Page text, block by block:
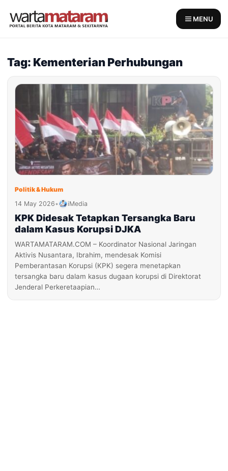
MENU
Tag: Kementerian Perhubungan
Politik & Hukum
14 May 2026• iMedia
KPK Didesak Tetapkan Tersangka Baru
dalam Kasus Korupsi DJKA
WARTAMATARAM.COM – Koordinator Nasional Jaringan
Aktivis Nusantara, Ibrahim, mendesak Komisi
Pemberantasan Korupsi (KPK) segera menetapkan
tersangka baru dalam kasus dugaan korupsi di Direktorat
Jenderal Perkeretaapian…